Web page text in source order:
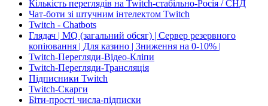
Кількість переглядів на Twitch-стабільно-Росія / СНД
Чат-боти зі штучним інтелектом Twitch
Twitch - Chatbots
Глядач | MQ (загальний обсяг) | Сервер резервного
копіювання | Для казино | Зниження на 0-10% |
Twitch-Перегляди-Відео-Кліпи
Twitch-Перегляди-Трансляція
Підписники Twitch
Twitch-Скарги
Біти-прості числа-підписки